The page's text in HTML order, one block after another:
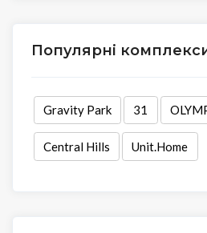
Популярні
Gravity Park 31
Central Hills Unit.Home